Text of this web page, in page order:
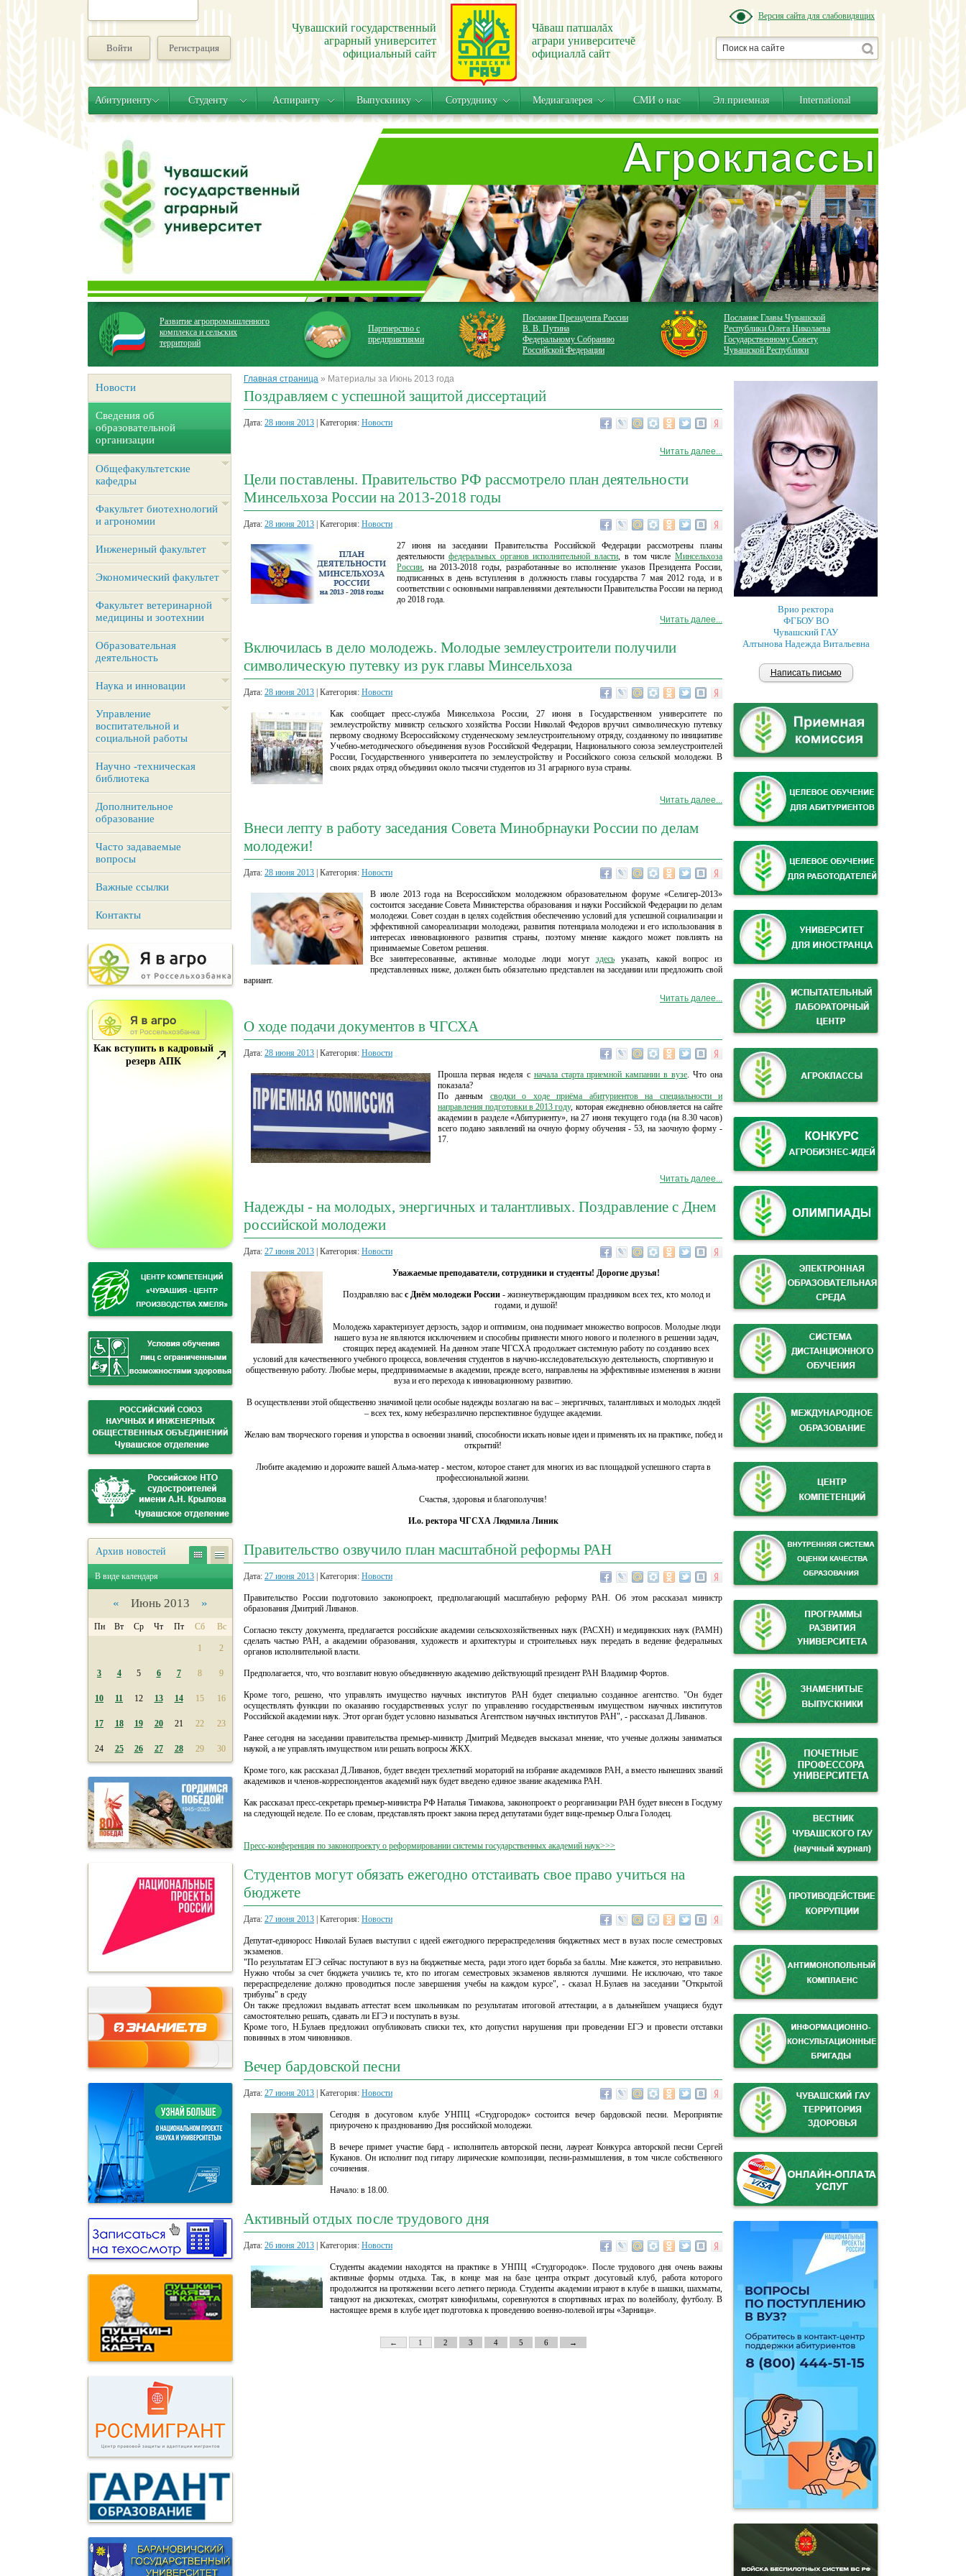
Войти Регистрация
Чувашский государственный
аграрный университет
официальный сайт
Чăваш патшалăх
аграри университечĕ
официаллă сайт
Версия сайта для слабовидящих
Абитуриенту Студенту Аспиранту Выпускнику Сотруднику Медиагалерея СМИ о нас Эл.приемная International
Развитие агропромышленного
комплекса и сельских
территорий
Партнерство с
предприятиями
Послание Президента России
В. В. Путина
Федеральному Собранию
Российской Федерации
Послание Главы Чувашской
Республики Олега Николаева
Государственному Совету
Чувашской Республики
Новости
Сведения об
образовательной
организации
Общефакультетские
кафедры
Факультет биотехнологий
и агрономии
Инженерный факультет
Экономический факультет
Факультет ветеринарной
медицины и зоотехнии
Образовательная
деятельность
Наука и инновации
Управление
воспитательной и
социальной работы
Научно -техническая
библиотека
Дополнительное
образование
Часто задаваемые
вопросы
Важные ссылки
Контакты
Как вступить в кадровый
резерв АПК
Архив новостей
В виде календаря
« Июнь 2013 »
Пн Вт Ср Чт Пт Сб Вс
1 2
3 4 5 6 7 8 9
10 11 12 13 14 15 16
17 18 19 20 21 22 23
24 25 26 27 28 29 30
Главная страница » Материалы за Июнь 2013 года
Поздравляем с успешной защитой диссертаций
Дата: 28 июня 2013 | Категория: Новости
Читать далее...
Цели поставлены. Правительство РФ рассмотрело план деятельности
Минсельхоза России на 2013-2018 годы
Дата: 28 июня 2013 | Категория: Новости
27 июня на заседании Правительства Российской Федерации рассмотрены планы
деятельности федеральных органов исполнительной власти, в том числе Минсельхоза
России, на 2013-2018 годы, разработанные во исполнение указов Президента России,
подписанных в день вступления в должность главы государства 7 мая 2012 года, и в
соответствии с основными направлениями деятельности Правительства России на период
до 2018 года.
Читать далее...
Включилась в дело молодежь. Молодые землеустроители получили
символическую путевку из рук главы Минсельхоза
Дата: 28 июня 2013 | Категория: Новости
Как сообщает пресс-служба Минсельхоза России, 27 июня в Государственном университете по
землеустройству министр сельского хозяйства России Николай Федоров вручил символическую путевку
первому сводному Всероссийскому студенческому землеустроительному отряду, созданному по инициативе
Учебно-методического объединения вузов Российской Федерации, Национального союза землеустроителей
России, Государственного университета по землеустройству и Российского союза сельской молодежи. В
своих рядах отряд объединил около тысячи студентов из 31 аграрного вуза страны.
Читать далее...
Внеси лепту в работу заседания Совета Минобрнауки России по делам
молодежи!
Дата: 28 июня 2013 | Категория: Новости
В июле 2013 года на Всероссийском молодежном образовательном форуме «Селигер-2013»
состоится заседание Совета Министерства образования и науки Российской Федерации по делам
молодежи. Совет создан в целях содействия обеспечению условий для успешной социализации и
эффективной самореализации молодежи, развития потенциала молодежи и его использования в
интересах инновационного развития страны, поэтому мнение каждого может повлиять на
принимаемые Советом решения.
Все заинтересованные, активные молодые люди могут здесьуказать, какой вопрос из
представленных ниже, должен быть обязательно представлен на заседании или предложить свой
вариант.
Читать далее...
О ходе подачи документов в ЧГСХА
Дата: 28 июня 2013 | Категория: Новости
Прошла первая неделя с начала старта приемной кампании в вузе. Что она
показала?
По данным сводки о ходе приёма абитуриентов на специальности и
направления подготовки в 2013 году, которая ежедневно обновляется на сайте
академии в разделе «Абитуриенту», на 27 июня текущего года (на 8.30 часов)
всего подано заявлений на очную форму обучения - 53, на заочную форму -
17.
Читать далее...
Надежды - на молодых, энергичных и талантливых. Поздравление с Днем
российской молодежи
Дата: 27 июня 2013 | Категория: Новости
Уважаемые преподаватели, сотрудники и студенты! Дорогие друзья!
Поздравляю вас с Днём молодежи России- жизнеутверждающим праздником всех тех, кто молод и
годами, и душой!
Молодежь характеризует дерзость, задор и оптимизм, она поднимает множество вопросов. Молодые люди
нашего вуза не являются исключением и способны привнести много нового и полезного в решении задач,
стоящих перед академией. На данном этапе ЧГСХА продолжает системную работу по созданию всех
условий для качественного учебного процесса, вовлечения студентов в научно-исследовательскую деятельность, спортивную и
общественную работу. Любые меры, предпринимаемые в академии, прежде всего, направлены на эффективные изменения в жизни
вуза и его перехода к инновационному развитию.
В осуществлении этой общественно значимой цели особые надежды возлагаю на вас – энергичных, талантливых и молодых людей
– всех тех, кому небезразлично перспективное будущее академии.
Желаю вам творческого горения и упорства в освоении знаний, способности искать новые идеи и применять их на практике, побед и
открытий!
Любите академию и дорожите вашей Альма-матер - местом, которое станет для многих из вас площадкой успешного старта в
профессиональной жизни.
Счастья, здоровья и благополучия!
И.о. ректора ЧГСХА Людмила Линик
Правительство озвучило план масштабной реформы РАН
Дата: 27 июня 2013 | Категория: Новости
Правительство России подготовило законопроект, предполагающий масштабную реформу РАН. Об этом рассказал министр
образования Дмитрий Ливанов.
Согласно тексту документа, предлагается российские академии сельскохозяйственных наук (РАСХН) и медицинских наук (РАМН)
сделать частью РАН, а академии образования, художеств и архитектуры и строительных наук передать в ведение федеральных
органов исполнительной власти.
Предполагается, что, что возглавит новую объединенную академию действующий президент РАН Владимир Фортов.
Кроме того, решено, что управлять имущество научных институтов РАН будет специально созданное агентство. "Он будет
осуществлять функции по оказанию государственных услуг по управлению государственным имуществом научных институтов
Российской академии наук. Этот орган будет условно называться Агентством научных институтов РАН", - рассказал Д.Ливанов.
Ранее сегодня на заседании правительства премьер-министр Дмитрий Медведев высказал мнение, что ученые должны заниматься
наукой, а не управлять имуществом или решать вопросы ЖКХ.
Кроме того, как рассказал Д.Ливанов, будет введен трехлетний мораторий на избрание академиков РАН, а вместо нынешних званий
академиков и членов-корреспондентов академий наук будет введено единое звание академика РАН.
Как рассказал пресс-секретарь премьер-министра РФ Наталья Тимакова, законопроект о реорганизации РАН будет внесен в Госдуму
на следующей неделе. По ее словам, представлять проект закона перед депутатами будет вице-премьер Ольга Голодец.
Пресс-конференция по законопроекту о реформировании системы государственных академий наук>>>
Студентов могут обязать ежегодно отстаивать свое право учиться на
бюджете
Дата: 27 июня 2013 | Категория: Новости
Депутат-единоросс Николай Булаев выступил с идеей ежегодного перераспределения бюджетных мест в вузах после семестровых
экзаменов.
"По результатам ЕГЭ сейчас поступают в вуз на бюджетные места, ради этого идет борьба за баллы. Мне кажется, это неправильно.
Нужно чтобы за счет бюджета учились те, кто по итогам семестровых экзаменов являются лучшими. Не исключаю, что такое
перераспределение должно проводиться после завершения учебы на каждом курсе", - сказал Н.Булаев на заседании "Открытой
трибуны" в среду
Он также предложил выдавать аттестат всем школьникам по результатам итоговой аттестации, а в дальнейшем учащиеся будут
самостоятельно решать, сдавать ли ЕГЭ и поступать в вузы.
Кроме того, Н.Булаев предложил опубликовать списки тех, кто допустил нарушения при проведении ЕГЭ и провести отставки
повинных в этом чиновников.
Вечер бардовской песни
Дата: 27 июня 2013 | Категория: Новости
Сегодня в досуговом клубе УНПЦ «Студгородок» состоится вечер бардовской песни. Мероприятие
приурочено к празднованию Дня российской молодежи.
В вечере примет участие бард - исполнитель авторской песни, лауреат Конкурса авторской песни Сергей
Куканов. Он исполнит под гитару лирические композиции, песни-размышления, в том числе собственного
сочинения.
Начало: в 18.00.
Активный отдых после трудового дня
Дата: 26 июня 2013 | Категория: Новости
Студенты академии находятся на практике в УНПЦ «Студгородок». После трудового дня очень важны
активные формы отдыха. Так, в конце мая на базе центра открыт досуговый клуб, работа которого
продолжится на протяжении всего летнего периода. Студенты академии играют в клубе в шашки, шахматы,
танцуют на дискотеках, смотрят кинофильмы, соревнуются в спортивных играх по волейболу, футболу. В
настоящее время в клубе идет подготовка к проведению военно-полевой игры «Зарница».
← 1 2 3 4 5 6 →
Врио ректора
ФГБОУ ВО
Чувашский ГАУ
Алтынова Надежда Витальевна
Написать письмо